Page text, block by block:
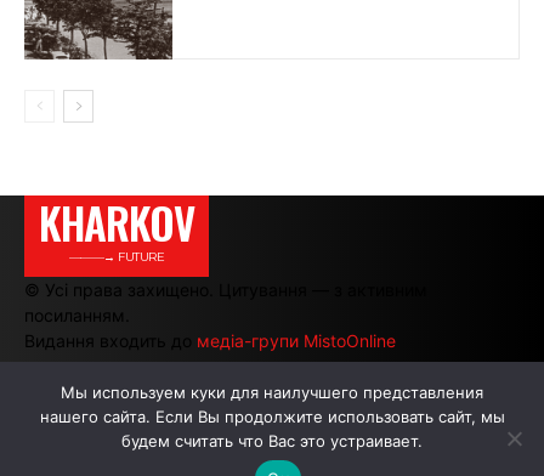
KHARKOV
———→ FUTURE
© Усі права захищено. Цитування — з активним
посиланням.
Видання входить до медіа-групи MistoOnline
АВТОРИ РЕКЛАМА НА САЙТІ
Мы используем куки для наилучшего представления
нашего сайта. Если Вы продолжите использовать сайт, мы
будем считать что Вас это устраивает.